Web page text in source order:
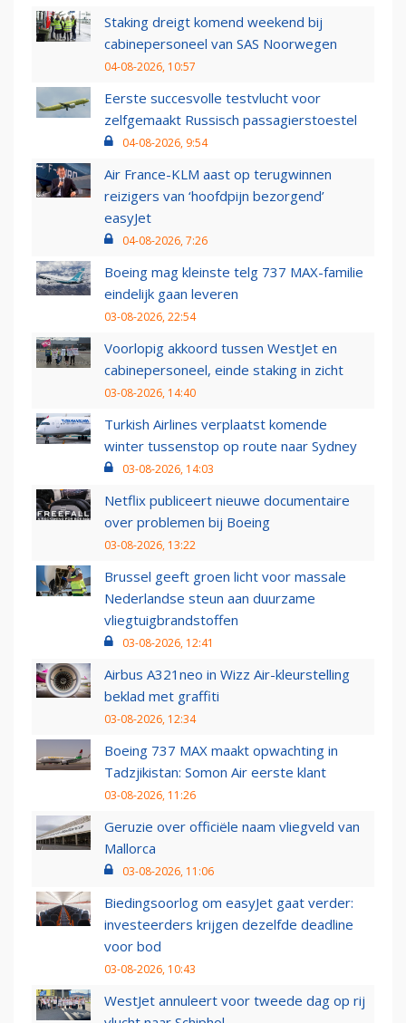
Staking dreigt komend weekend bij
cabinepersoneel van SAS Noorwegen
04-08-2026, 10:57
Eerste succesvolle testvlucht voor
zelfgemaakt Russisch passagierstoestel
04-08-2026, 9:54
Air France-KLM aast op terugwinnen
reizigers van ‘hoofdpijn bezorgend’
easyJet
04-08-2026, 7:26
Boeing mag kleinste telg 737 MAX-familie
eindelijk gaan leveren
03-08-2026, 22:54
Voorlopig akkoord tussen WestJet en
cabinepersoneel, einde staking in zicht
03-08-2026, 14:40
Turkish Airlines verplaatst komende
winter tussenstop op route naar Sydney
03-08-2026, 14:03
Netflix publiceert nieuwe documentaire
over problemen bij Boeing
03-08-2026, 13:22
Brussel geeft groen licht voor massale
Nederlandse steun aan duurzame
vliegtuigbrandstoffen
03-08-2026, 12:41
Airbus A321neo in Wizz Air-kleurstelling
beklad met graffiti
03-08-2026, 12:34
Boeing 737 MAX maakt opwachting in
Tadzjikistan: Somon Air eerste klant
03-08-2026, 11:26
Geruzie over officiële naam vliegveld van
Mallorca
03-08-2026, 11:06
Biedingsoorlog om easyJet gaat verder:
investeerders krijgen dezelfde deadline
voor bod
03-08-2026, 10:43
WestJet annuleert voor tweede dag op rij